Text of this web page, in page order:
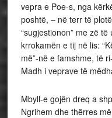
vepra e Poe-s, nga
poshtë, – në terr të
“sugjestionon” me zë
krrokamën e tij në lis:
më”-në e famshme, të
Madh i veprave të
Mbyll-e gojën dreq a
Ngrihem dhe thërres